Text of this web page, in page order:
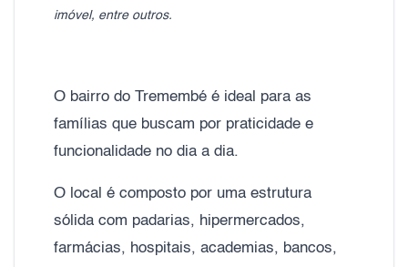
imóvel, entre outros.
O bairro do Tremembé é ideal para as
famílias que buscam por praticidade e
funcionalidade no dia a dia.
O local é composto por uma estrutura
sólida com padarias, hipermercados,
farmácias, hospitais, academias, bancos,